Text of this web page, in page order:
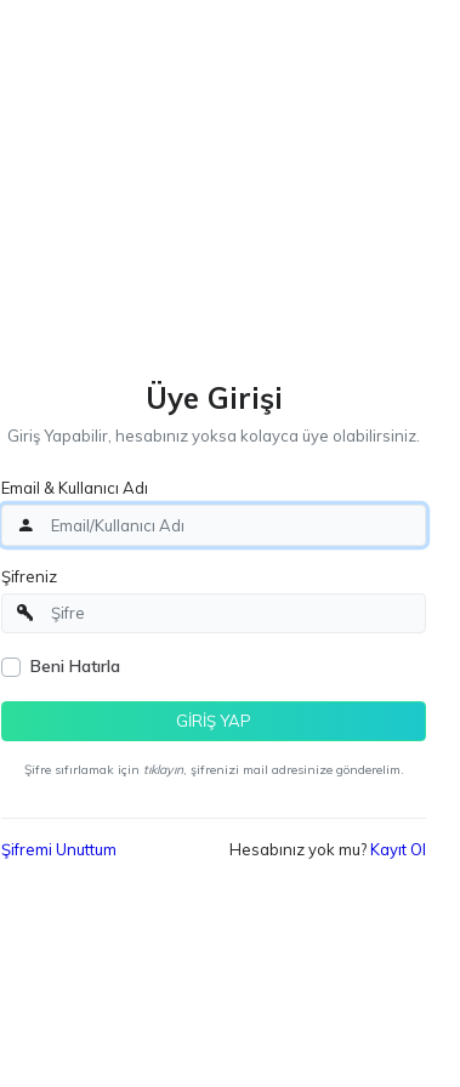
Üye Girişi
Giriş Yapabilir, hesabınız yoksa kolayca üye olabilirsiniz.
Email & Kullanıcı Adı
Şifreniz
Beni Hatırla
GİRİŞ YAP
Şifre sıfırlamak için tıklayın, şifrenizi mail adresinize gönderelim.
Şifremi Unuttum Hesabınız yok mu?Kayıt Ol